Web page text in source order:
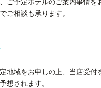
ご相談も承ります。
域をお申しの上、当店受付
想されます。